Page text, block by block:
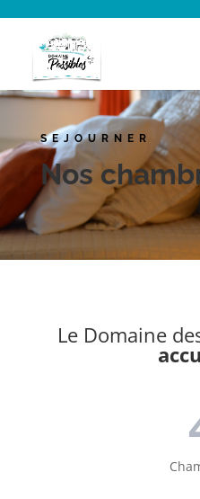
SEJOURNER
Nos
Le Domaine